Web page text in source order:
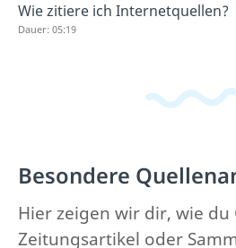
Wie zitiere ich Internetquellen?
Dauer: 05:19
Besondere
Hier zeigen wir dir, wie du
Zeitungsartikel oder